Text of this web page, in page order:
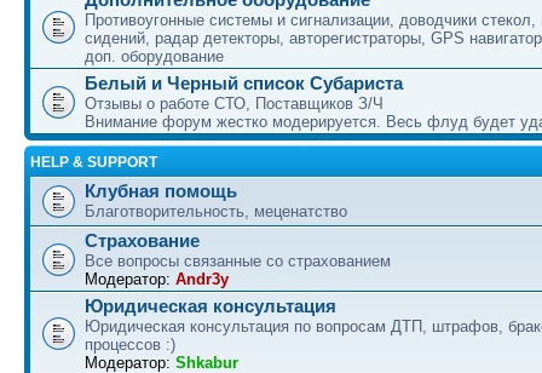
Противоугонные системы и сигнализации, доводчики стекол,
сидений, радар детекторы, авторегистраторы, GPS
доп. оборудование
Белый и Черный список Субариста
Отзывы о работе СТО, Поставщиков З/Ч
Внимание форум жестко модерируется. Весь флуд будет
HELP & SUPPORT
Клубная помощь
Благотворительность, меценатство
Страхование
Все вопросы связанные со страхованием
Модератор: Andr3y
Юридическая консультация
Юридическая консультация по вопросам ДТП, штрафов,
процессов :)
Модератор: Shkabur